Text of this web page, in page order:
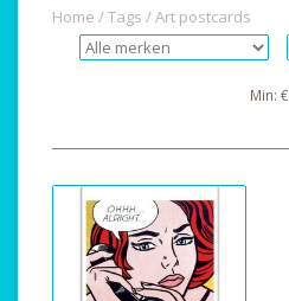
Home /Tags /Art postcards
Min: €